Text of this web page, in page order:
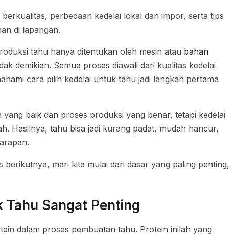
perbedaan kedelai lokal dan impor, serta tips
di lapangan.
tahu hanya ditentukan oleh mesin atau bahan
demikian. Semua proses diawali dari kualitas kedelai
cara pilih kedelai untuk tahu jadi langkah pertama
yang baik dan proses produksi yang benar, tetapi kedelai
Hasilnya, tahu bisa jadi kurang padat, mudah hancur,
berikutnya, mari kita mulai dari dasar yang paling penting,
Tahu Sangat Penting
dalam proses pembuatan tahu. Protein inilah yang